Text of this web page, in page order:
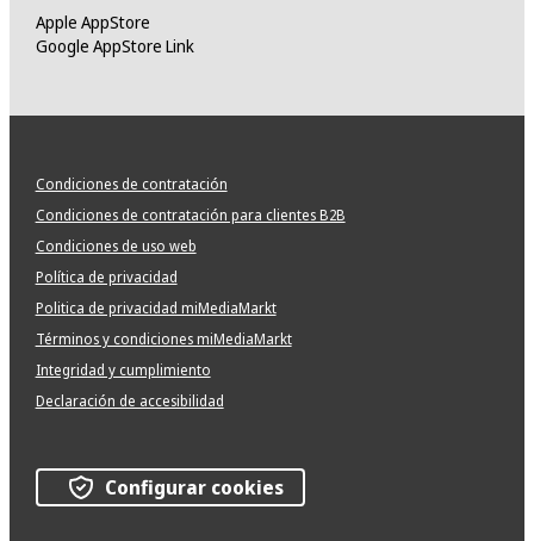
Apple AppStore
Google AppStore Link
Condiciones de contratación
Condiciones de contratación para clientes B2B
Condiciones de uso web
Política de privacidad
Politica de privacidad miMediaMarkt
Términos y condiciones miMediaMarkt
Integridad y cumplimiento
Declaración de accesibilidad
Configurar cookies